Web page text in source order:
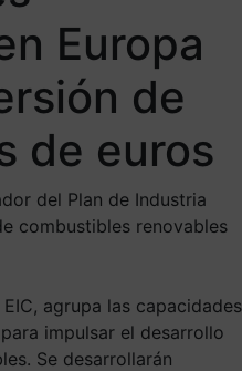
Europa
de
de euros
del Plan de Industria
combustibles renovables
agrupa las capacidades
impulsar el desarrollo
Se desarrollarán